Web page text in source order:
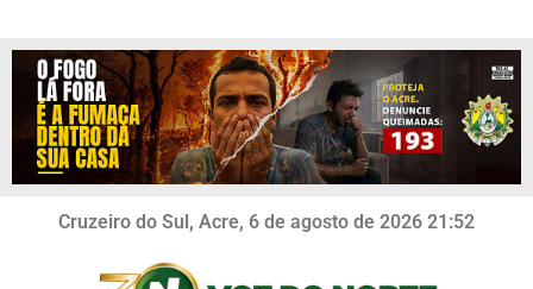
Cruzeiro do Sul, Acre, 6 de agosto de 2026 21:52